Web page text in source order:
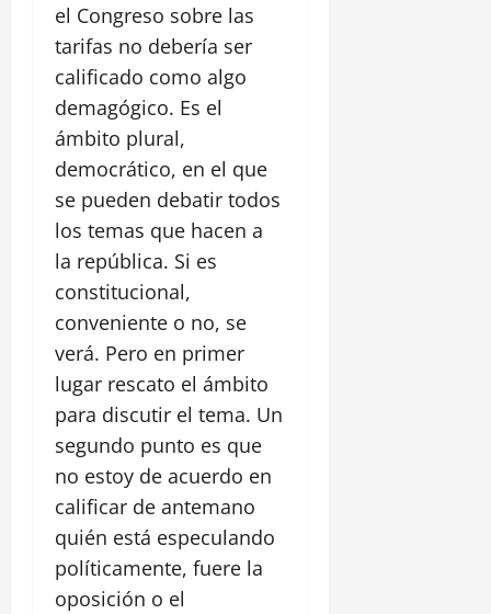
el Congreso sobre las
tarifas no debería ser
calificado como algo
demagógico. Es el
ámbito plural,
democrático, en el que
se pueden debatir todos
los temas que hacen a
la república. Si es
constitucional,
conveniente o no, se
verá. Pero en primer
lugar rescato el ámbito
para discutir el tema. Un
segundo punto es que
no estoy de acuerdo en
calificar de antemano
quién está especulando
políticamente, fuere la
oposición o el